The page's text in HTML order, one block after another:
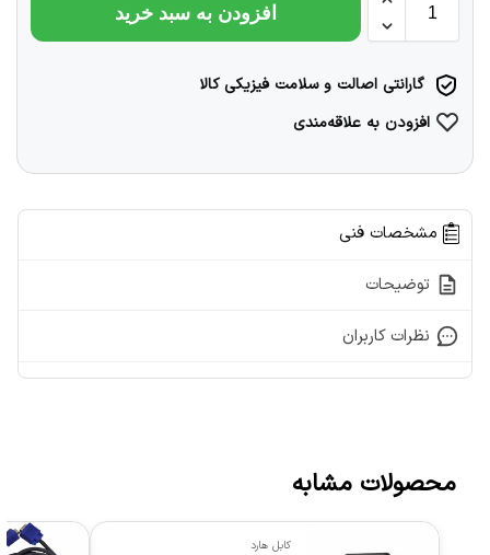
افزودن به سبد خرید
گارانتی اصالت و سلامت فیزیکی کالا
افزودن به علاقه‌مندی
مشخصات فنی
توضیحات
نظرات کاربران
محصولات مشابه
کابل هارد